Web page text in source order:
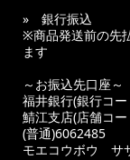
» 銀行振込
※商品発送前の先
ます
～お振込先口座～
福井銀行(銀行コ
鯖江支店(店舗コ
(普通)6062485
モエコウボウ サ